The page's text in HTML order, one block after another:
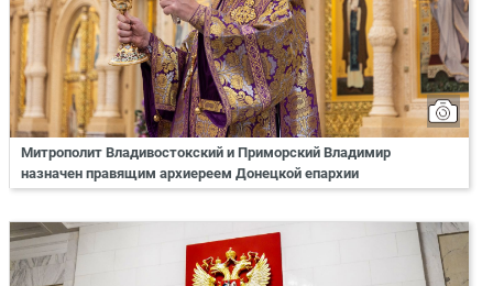
Митрополит Владивостокский и Приморский Владимир
назначен правящим архиереем Донецкой епархии